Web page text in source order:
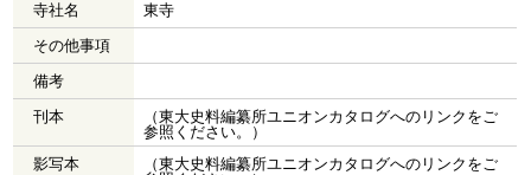
寺社名
東寺
その他事項
備考
刊本
（東大史料編纂所ユニオンカタログへのリンクをご
参照ください。）
影写本
（東大史料編纂所ユニオンカタログへのリンクをご